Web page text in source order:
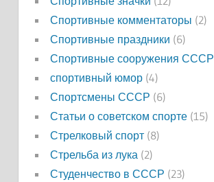
Спортивные комментаторы (2)
Спортивные праздники (6)
Спортивные сооружения СССР
спортивный юмор(4)
Спортсмены СССР (6)
Статьи о советском спорте(15)
Стрелковый спорт(8)
Стрельба из лука (2)
Студенчество в СССР (23)